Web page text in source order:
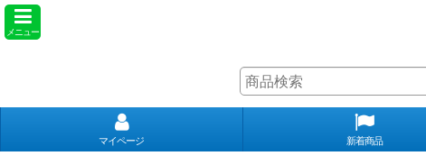
メニュー
マイページ 新着商品